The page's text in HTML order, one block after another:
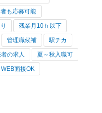
も応募可能
残業月10ｈ以下
管理職候補 駅チカ
の求人 夏～秋入職可
WEB面接OK